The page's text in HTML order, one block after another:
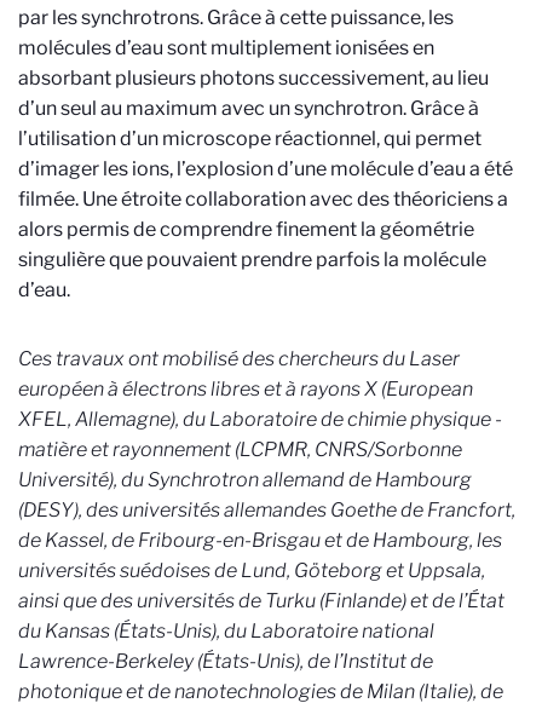
par les synchrotrons. Grâce à cette puissance, les
molécules d’eau sont multiplement ionisées en
absorbant plusieurs photons successivement, au lieu
d’un seul au maximum avec un synchrotron. Grâce à
l’utilisation d’un microscope réactionnel, qui permet
d’imager les ions, l’explosion d’une molécule d’eau a été
filmée. Une étroite collaboration avec des théoriciens a
alors permis de comprendre finement la géométrie
singulière que pouvaient prendre parfois la molécule
d’eau.
Ces travaux ont mobilisé des chercheurs du Laser
européen à électrons libres et à rayons X (European
XFEL, Allemagne), du Laboratoire de chimie physique -
matière et rayonnement (LCPMR, CNRS/Sorbonne
Université), du Synchrotron allemand de Hambourg
(DESY), des universités allemandes Goethe de Francfort,
de Kassel, de Fribourg-en-Brisgau et de Hambourg, les
universités suédoises de Lund, Göteborg et Uppsala,
ainsi que des universités de Turku (Finlande) et de l’État
du Kansas (États-Unis), du Laboratoire national
Lawrence-Berkeley (États-Unis), de l’Institut de
photonique et de nanotechnologies de Milan (Italie), de